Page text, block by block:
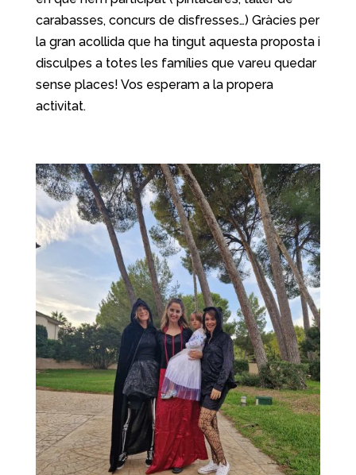
carabasses, concurs de disfresses…) Gràcies per
la gran acollida que ha tingut aquesta proposta i
disculpes a totes les famílies que vareu quedar
sense places! Vos esperam a la propera
activitat.